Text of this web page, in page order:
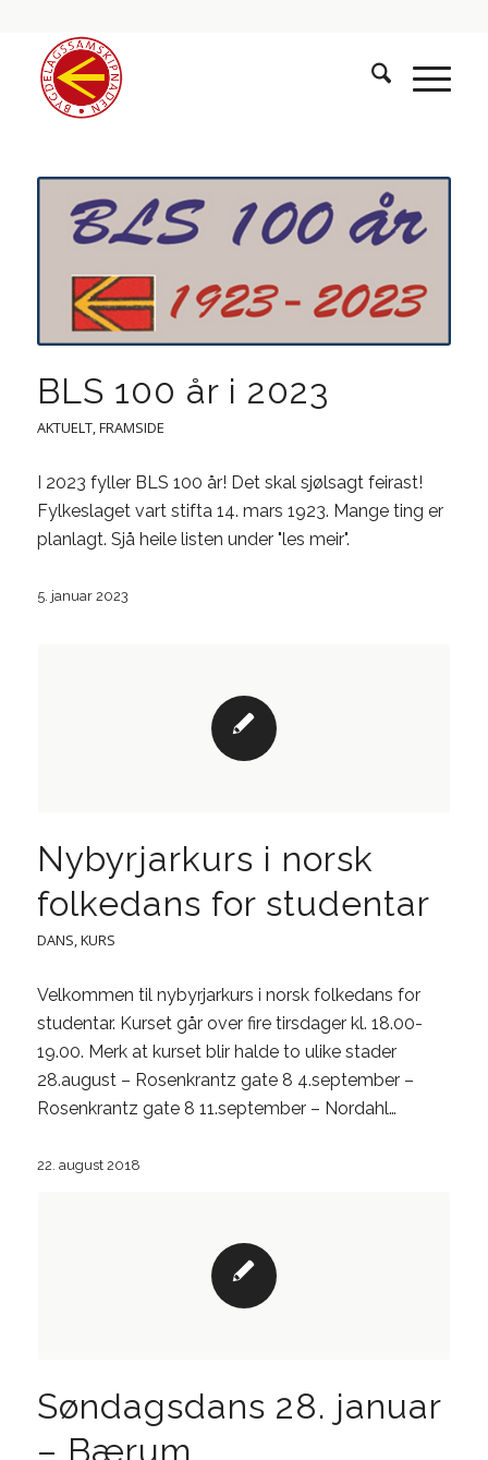
BLS 100 år i 2023
AKTUELT,FRAMSIDE
I 2023 fyller BLS 100 år! Det skal sjølsagt feirast!
Fylkeslaget vart stifta 14. mars 1923. Mange ting er
planlagt. Sjå heile listen under "les meir".
5. januar 2023
Nybyrjarkurs i norsk
folkedans for studentar
DANS,KURS
Velkommen til nybyrjarkurs i norsk folkedans for
studentar. Kurset går over fire tirsdager kl. 18.00-
19.00. Merk at kurset blir halde to ulike stader
28.august – Rosenkrantz gate 8 4.september –
Rosenkrantz gate 8 11.september – Nordahl…
22. august 2018
Søndagsdans 28. januar
– Bærum